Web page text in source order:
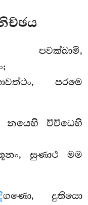
පවක්ඛාමි,
පරමෙ
නයෙහි විවිධෙහි
සුණාථ මම
ගණො, දුතියො